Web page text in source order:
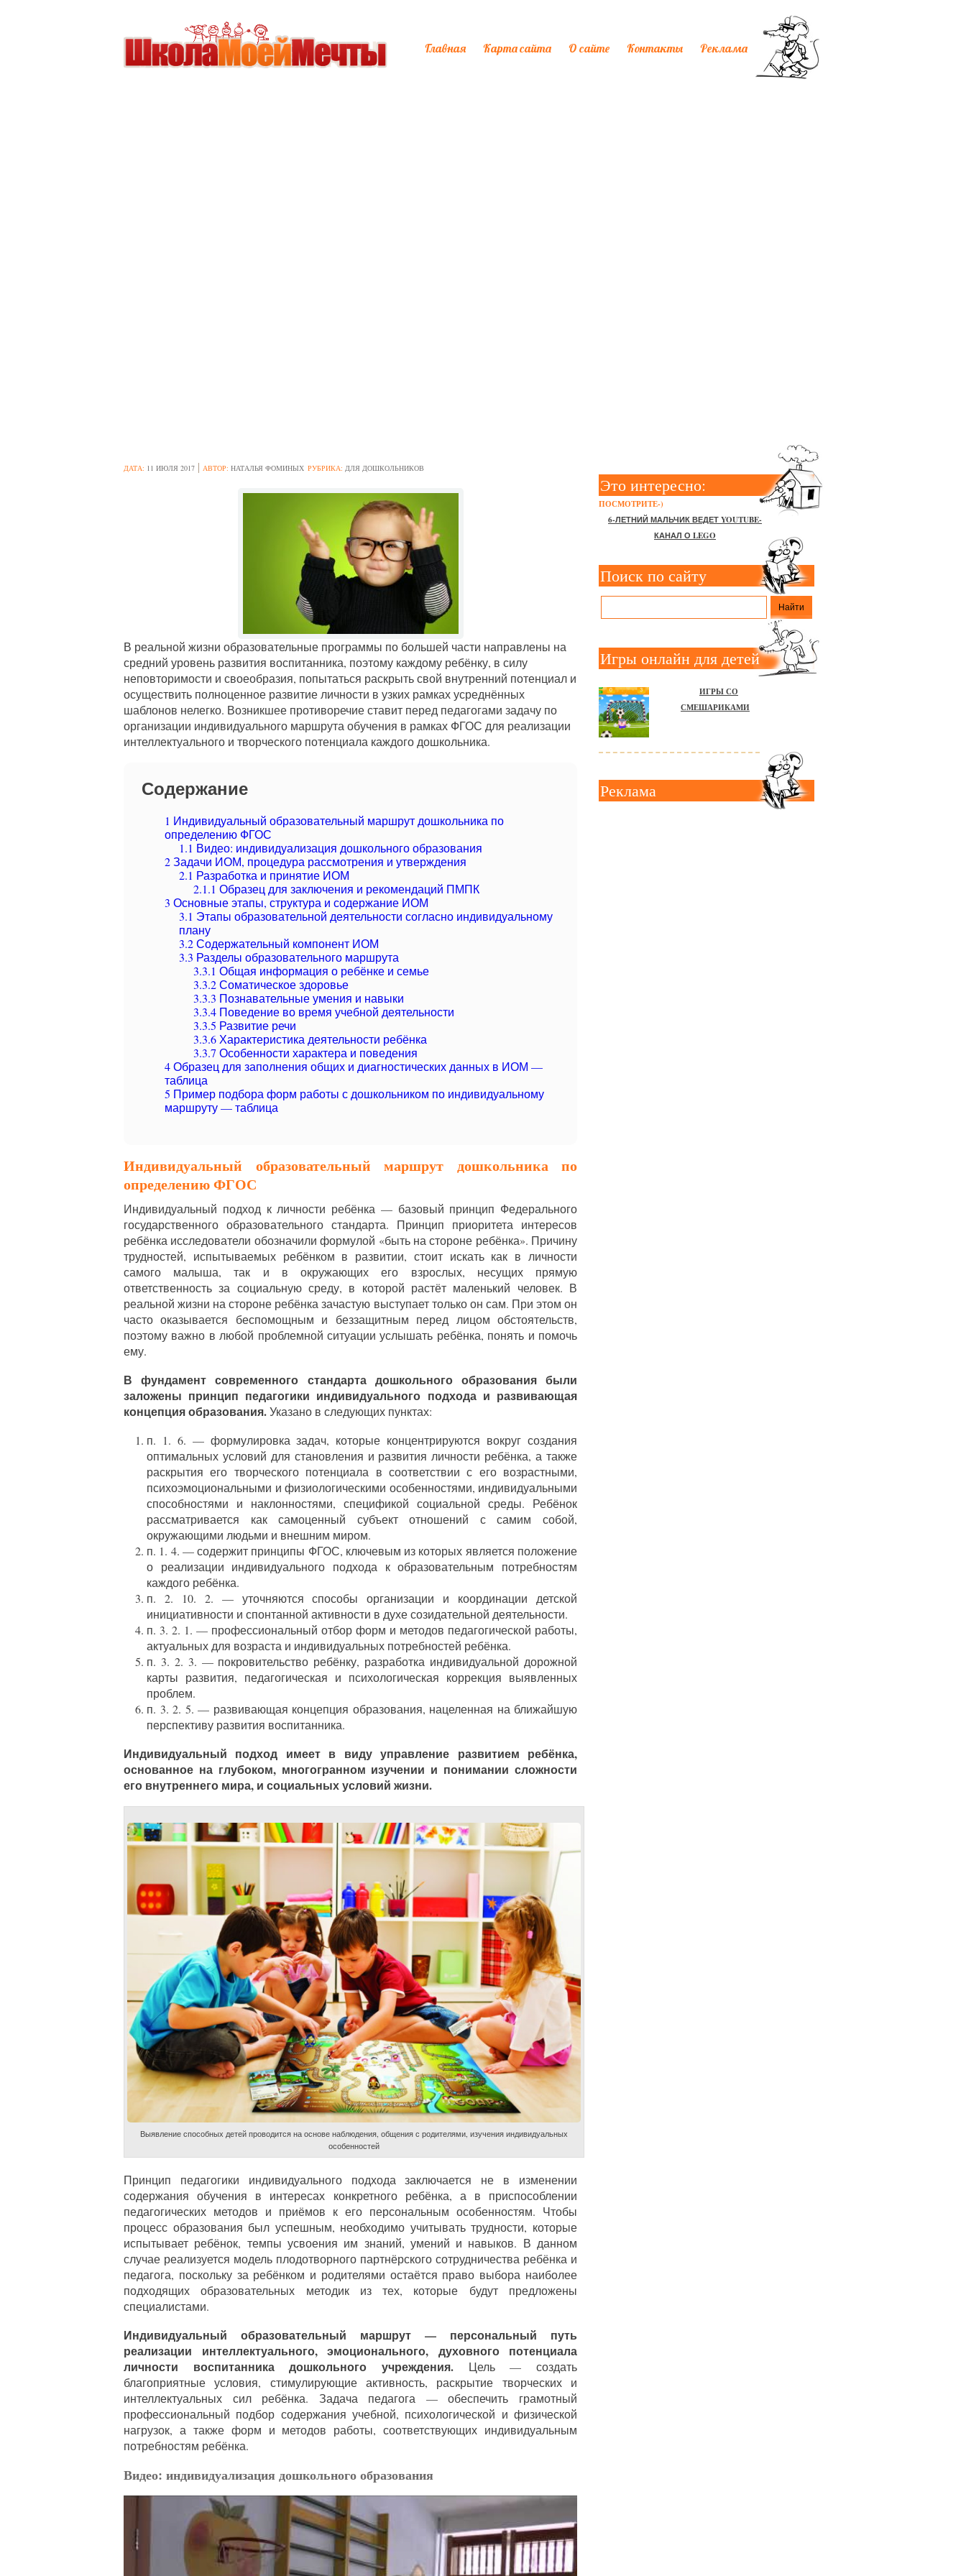
Главная Карта сайта О сайте Контакты Реклама
ДАТА: 11 ИЮЛЯ 2017 АВТОР: НАТАЛЬЯ ФОМИНЫХ РУБРИКА: ДЛЯ ДОШКОЛЬНИКОВ
В реальной жизни образовательные программы по большей части направлены на
средний уровень развития воспитанника, поэтому каждому ребёнку, в силу
неповторимости и своеобразия, попытаться раскрыть свой внутренний потенциал и
осуществить полноценное развитие личности в узких рамках усреднённых
шаблонов нелегко. Возникшее противоречие ставит перед педагогами задачу по
организации индивидуального маршрута обучения в рамках ФГОС для реализации
интеллектуального и творческого потенциала каждого дошкольника.
Содержание
1 Индивидуальный образовательный маршрут дошкольника по
определению ФГОС
1.1 Видео: индивидуализация дошкольного образования
2Задачи ИОМ, процедура рассмотрения и утверждения
2.1 Разработка и принятие ИОМ
2.1.1 Образец для заключения и рекомендаций ПМПК
3 Основные этапы, структура и содержание ИОМ
3.1 Этапы образовательной деятельности согласно индивидуальному
плану
3.2Содержательный компонент ИОМ
3.3 Разделы образовательного маршрута
3.3.1 Общая информация о ребёнке и семье
3.3.2Соматическое здоровье
3.3.3 Познавательные умения и навыки
3.3.4 Поведение во время учебной деятельности
3.3.5 Развитие речи
3.3.6 Характеристика деятельности ребёнка
3.3.7 Особенности характера и поведения
4Образец для заполнения общих и диагностических данных в ИОМ —
таблица
5 Пример подбора форм работы с дошкольником по индивидуальному
маршруту — таблица
Индивидуальный образовательный маршрут дошкольника по
определению ФГОС
Индивидуальный подход к личности ребёнка — базовый принцип Федерального
государственного образовательного стандарта. Принцип приоритета интересов
ребёнка исследователи обозначили формулой «быть на стороне ребёнка». Причину
трудностей, испытываемых ребёнком в развитии, стоит искать как в личности
самого малыша, так и в окружающих его взрослых, несущих прямую
ответственность за социальную среду, в которой растёт маленький человек. В
реальной жизни на стороне ребёнка зачастую выступает только он сам. При этом он
часто оказывается беспомощным и беззащитным перед лицом обстоятельств,
поэтому важно в любой проблемной ситуации услышать ребёнка, понять и помочь
ему.
В фундамент современного стандарта дошкольного образования были
заложены принцип педагогики индивидуального подхода и развивающая
концепция образования.Указано в следующих пунктах:
п. 1. 6. — формулировка задач, которые концентрируются вокруг создания
оптимальных условий для становления и развития личности ребёнка, а также
раскрытия его творческого потенциала в соответствии с его возрастными,
психоэмоциональными и физиологическими особенностями, индивидуальными
способностями и наклонностями, спецификой социальной среды. Ребёнок
рассматривается как самоценный субъект отношений с самим собой,
окружающими людьми и внешним миром.
п. 1. 4. — содержит принципы ФГОС, ключевым из которых является положение
о реализации индивидуального подхода к образовательным потребностям
каждого ребёнка.
п. 2. 10. 2. — уточняются способы организации и координации детской
инициативности и спонтанной активности в духе созидательной деятельности.
п. 3. 2. 1. — профессиональный отбор форм и методов педагогической работы,
актуальных для возраста и индивидуальных потребностей ребёнка.
п. 3. 2. 3. — покровительство ребёнку, разработка индивидуальной дорожной
карты развития, педагогическая и психологическая коррекция выявленных
проблем.
п. 3. 2. 5. — развивающая концепция образования, нацеленная на ближайшую
перспективу развития воспитанника.
Индивидуальный подход имеет в виду управление развитием ребёнка,
основанное на глубоком, многогранном изучении и понимании сложности
его внутреннего мира, и социальных условий жизни.
Выявление способных детей проводится на основе наблюдения, общения с родителями, изучения индивидуальных
особенностей
Принцип педагогики индивидуального подхода заключается не в изменении
содержания обучения в интересах конкретного ребёнка, а в приспособлении
педагогических методов и приёмов к его персональным особенностям. Чтобы
процесс образования был успешным, необходимо учитывать трудности, которые
испытывает ребёнок, темпы усвоения им знаний, умений и навыков. В данном
случае реализуется модель плодотворного партнёрского сотрудничества ребёнка и
педагога, поскольку за ребёнком и родителями остаётся право выбора наиболее
подходящих образовательных методик из тех, которые будут предложены
специалистами.
Индивидуальный образовательный маршрут — персональный путь
реализации интеллектуального, эмоционального, духовного потенциала
личности воспитанника дошкольного учреждения.
Цель — создать
благоприятные условия, стимулирующие активность, раскрытие творческих и
интеллектуальных сил ребёнка. Задача педагога — обеспечить грамотный
профессиональный подбор содержания учебной, психологической и физической
нагрузок, а также форм и методов работы, соответствующих индивидуальным
потребностям ребёнка.
Видео: индивидуализация дошкольного образования
Это интересно:
ПОСМОТРИТЕ-)
6-ЛЕТНИЙ МАЛЬЧИК ВЕДЕТ YOUTUBE-
КАНАЛ О LEGO
Поиск по сайту
Игры онлайн для детей
ИГРЫ СО
СМЕШАРИКАМИ
Реклама